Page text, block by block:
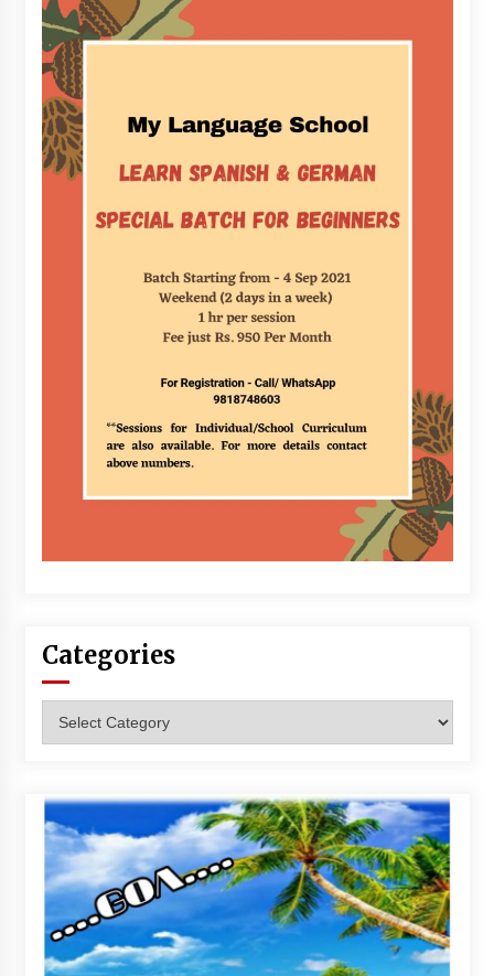
Categories